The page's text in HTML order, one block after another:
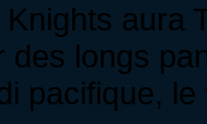
aura
des longs
pacifique,